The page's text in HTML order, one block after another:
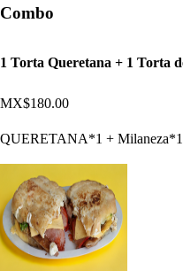
Combo
1 Torta Queretana + 1 Torta
MX$180.00
QUERETANA*1 + Milaneza*1